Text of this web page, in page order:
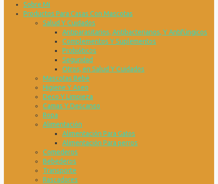
Sobre Mi
Productos Para Casas Con Mascotas
Salud Y Cuidados
Antiparasitarios, Antibacterianos, Y Antifúngicos
Complementos Y Suplementos
Probióticos
Seguridad
Otros, en Salud Y Cuidados
Mascotas Bebé
Higiene Y Aseo
Deco Y Limpieza
Camas Y Descanso
Ropa
Alimentación
Alimentación Para Gatos
Alimentación Para perros
Comederos
Bebederos
Transporte
Rascadores